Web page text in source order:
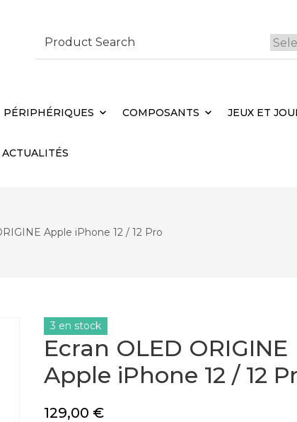
Search
for:
PÉRIPHÉRIQUES COMPOSANTS JEUX ET
ACTUALITÉS
Apple iPhone 12 / 12 Pro
Ecran OLED ORIGINE
Apple iPhone 12 / 12
129,00 €
3 en stock